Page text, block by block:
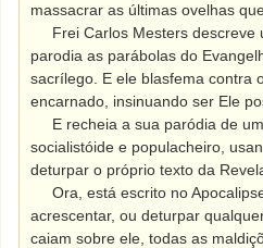
massacrar as últimas ovelhas
Frei Carlos Mesters descreve
parodia as parábolas do
sacrílego. E ele blasfema contra
encarnado, insinuando ser Ele
E recheia a sua paródia de um
socialistóide e populacheiro,
deturpar o próprio texto da
Ora, está escrito no
acrescentar, ou deturpar
caiam sobre ele, todas as